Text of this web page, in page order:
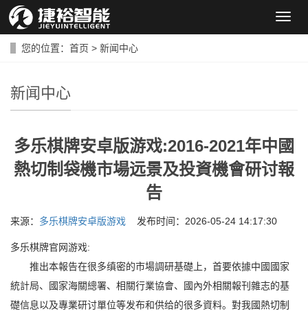
导
您的位置： 首页 > 新闻中心
新闻中心
多乐棋牌安卓版游戏:2016-2021年中國
熱切制袋機市場远景及投資機會研讨報
告
来源： 多乐棋牌安卓版游戏 发布时间：2026-05-24 14:17:30
多乐棋牌官网游戏:
推出本報告在很多缜密的市場調研基礎上，首要依據中國國家
統計局、國家海關總署、相關行業協會、國內外相關報刊雜志的基
礎信息以及專業研讨單位等发布和供给的很多資料。對我國熱切制